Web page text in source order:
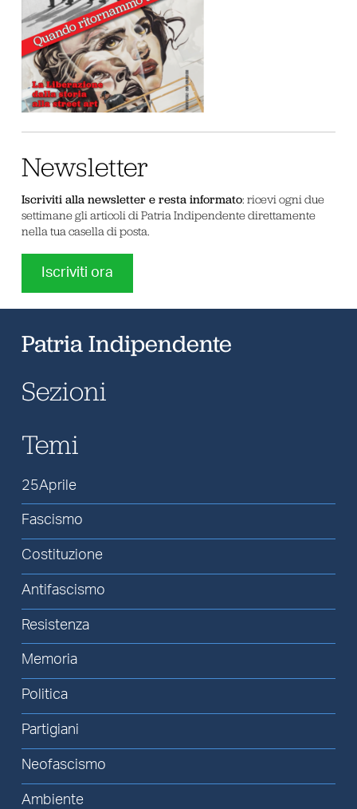
Newsletter
Iscriviti alla newsletter e resta informato: ricevi ogni due
settimane gli articoli di Patria Indipendente direttamente
nella tua casella di posta.
Iscriviti ora
Patria Indipendente
Sezioni
Temi
25Aprile
Fascismo
Costituzione
Antifascismo
Resistenza
Memoria
Politica
Partigiani
Neofascismo
Ambiente